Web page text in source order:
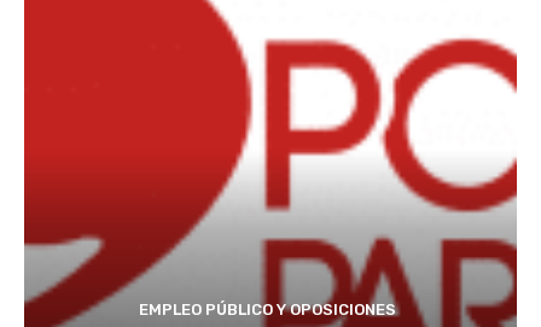
EMPLEO PÚBLICO Y OPOSICIONES